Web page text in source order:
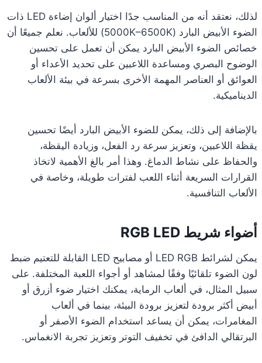
لذلك، نعتقد أنه من المناسب جدًا اختيار ألوان إضاءة LED ذات
الضوء الأبيض البارد (5000K–6500K) للألعاب. نعلم جميعًا أن
خصائص الضوء الأبيض البارد يمكن أن تعمل على تحسين
الوضوح البصري ومساعدة اللاعبين على تحديد الأعداء أو
العوائق أو العناصر المهمة الأخرى بسرعة في بيئة الألعاب
الديناميكية.
بالإضافة إلى ذلك، يمكن للضوء الأبيض البارد أيضًا تحسين
يقظة اللاعبين، وتعزيز سرعة رد الفعل، وزيادة اليقظة،
والحفاظ على نشاط الدماغ. وهذا أمر بالغ الأهمية لاتخاذ
القرارات السريعة أثناء اللعب لفترات طويلة، وخاصة في
الألعاب التنافسية.
أضواء شريط RGB LED
يمكن لشرائط LED RGB أو مصابيح LED القابلة للتعتيم ضبط
لون الضوء تلقائيًا وفقًا لمشاهد أو أجواء اللعبة المختلفة. على
سبيل المثال، في ألعاب الرماية، يمكنك اختيار ضوء أزرق أو
أبيض أكثر برودة لتعزيز برودة البيئة، بينما في ألعاب
المغامرات، يمكن أن يساعد استخدام الضوء الأصفر أو
البرتقالي الدافئ في تخفيف التوتر وتعزيز تجربة الانغماس.